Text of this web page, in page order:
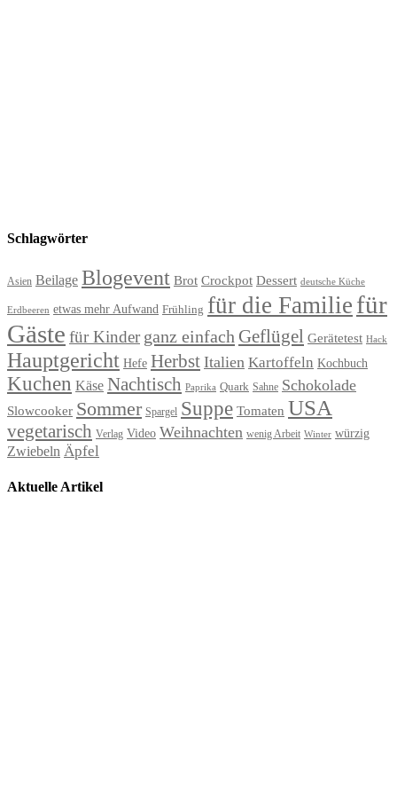
Schlagwörter
Asien Beilage Blogevent Brot Crockpot Dessert deutsche Küche
Erdbeeren etwas mehr Aufwand Frühling für die Familie für
Gäste für Kinder ganz einfach Geflügel Gerätetest Hack
Hauptgericht Hefe Herbst Italien Kartoffeln Kochbuch
Kuchen Käse Nachtisch Paprika Quark Sahne Schokolade
Slowcooker Sommer Spargel Suppe Tomaten USA
vegetarisch Verlag Video Weihnachten wenig Arbeit Winter würzig
Zwiebeln Äpfel
Aktuelle Artikel